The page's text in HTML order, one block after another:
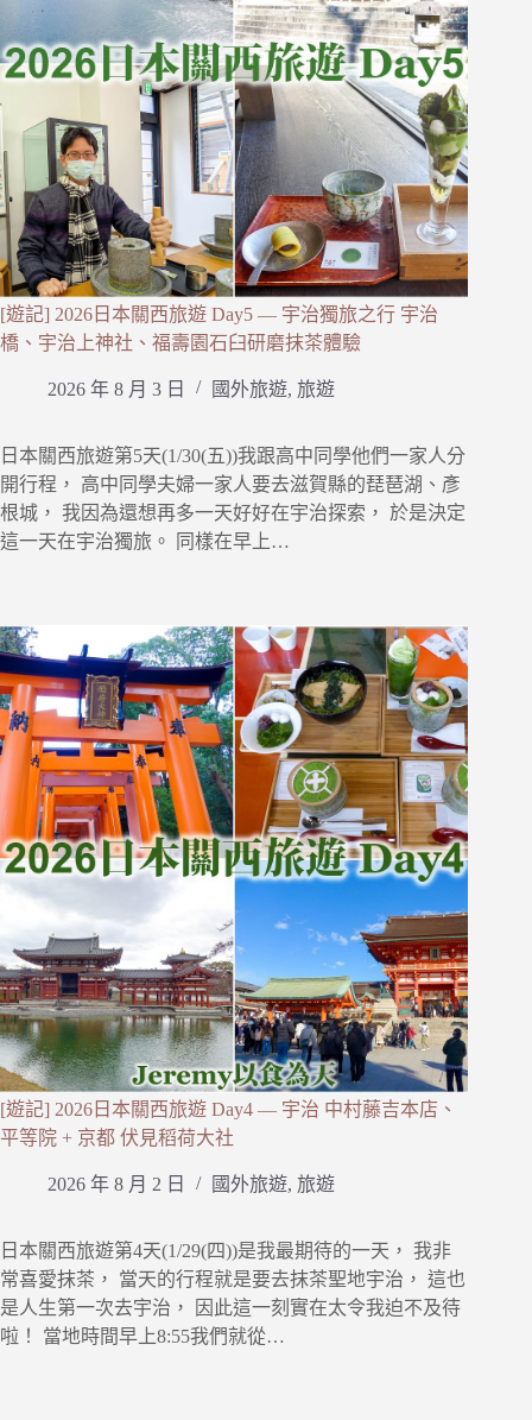
[遊記] 2026日本關西旅遊 Day5 — 宇治獨旅之行 宇治
橋、宇治上神社、福壽園石臼研磨抹茶體驗
2026 年 8 月 3 日 國外旅遊, 旅遊
日本關西旅遊第5天(1/30(五))我跟高中同學他們一家人分
開行程， 高中同學夫婦一家人要去滋賀縣的琵琶湖、彥
根城， 我因為還想再多一天好好在宇治探索， 於是決定
這一天在宇治獨旅。 同樣在早上…
[遊記] 2026日本關西旅遊 Day4 — 宇治 中村藤吉本店、
平等院 + 京都 伏見稻荷大社
2026 年 8 月 2 日 國外旅遊, 旅遊
日本關西旅遊第4天(1/29(四))是我最期待的一天， 我非
常喜愛抹茶， 當天的行程就是要去抹茶聖地宇治， 這也
是人生第一次去宇治， 因此這一刻實在太令我迫不及待
啦！ 當地時間早上8:55我們就從…